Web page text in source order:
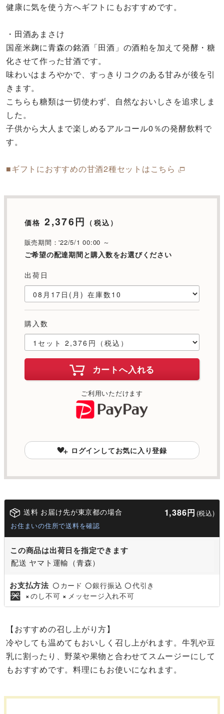
健康に気を使う方へギフトにもおすすめです。
・田酒あまさけ
国産米麹に青森の銘酒「田酒」の酒粕を加えて発酵・糖
化させて作った甘酒です。
味わいはまろやかで、すっきりコクのある甘みが後を引
きます。
こちらも糖類は一切使わず、自然なおいしさを追求しま
した。
子供から大人まで楽しめるアルコール0％の発酵飲料で
す。
■ギフトにおすすめの甘酒2種セットはこちら
価格 2,376円 （税込）
販売期間：'22/5/1 00:00 ～
ご希望の配達期間と購入数をお選びください
出荷日
購入数
カートへ入れる
ご利用いただけます
ログインしてお気に入り登録
送料 お届け先が東京都の場合 1,386円 (税込)
お住まいの住所で送料を確認
この商品は出荷日を指定できます
配送 ヤマト運輸（青森）
お支払方法 〇 カード 〇銀行振込 〇代引き
× のし不可 × メッセージ入れ不可
【おすすめの召し上がり方】
冷やしても温めてもおいしく召し上がれます。牛乳や豆
乳に割ったり、野菜や果物と合わせてスムージーにして
もおすすめです。料理にもお使いになれます。